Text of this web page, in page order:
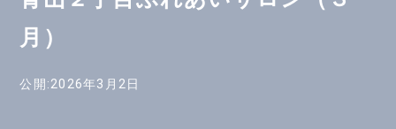
月）
公開:2026年3月2日